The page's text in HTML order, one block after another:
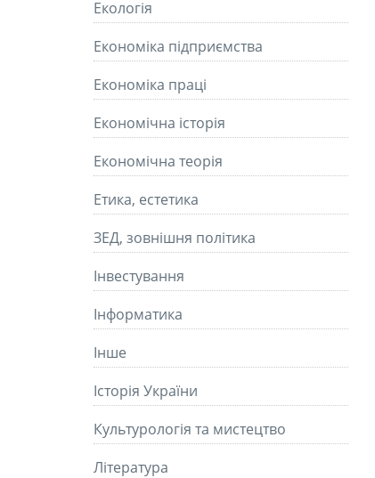
Екологія
Економіка підприємства
Економіка праці
Економічна історія
Економічна теорія
Етика, естетика
ЗЕД, зовнішня політика
Інвестування
Інформатика
Інше
Історія України
Культурологія та мистецтво
Літературa